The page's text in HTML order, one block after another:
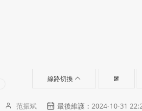
線路切換
范振斌 最後維護：2024-10-31